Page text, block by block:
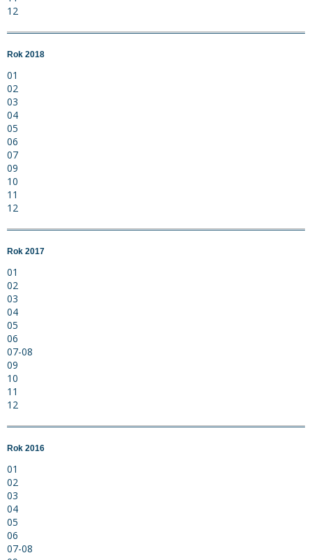
12
Rok 2018
01
02
03
04
05
06
07
09
10
11
12
Rok 2017
01
02
03
04
05
06
07-08
09
10
11
12
Rok 2016
01
02
03
04
05
06
07-08